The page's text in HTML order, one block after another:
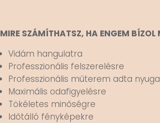
MIRE SZÁMÍTHATSZ, HA ENGEM BÍZOL
Vidám hangulatra
Professzionális felszerelésre
Professzionális műterem adta
Maximális odafigyelésre
Tökéletes minőségre
Időtálló fényképekre